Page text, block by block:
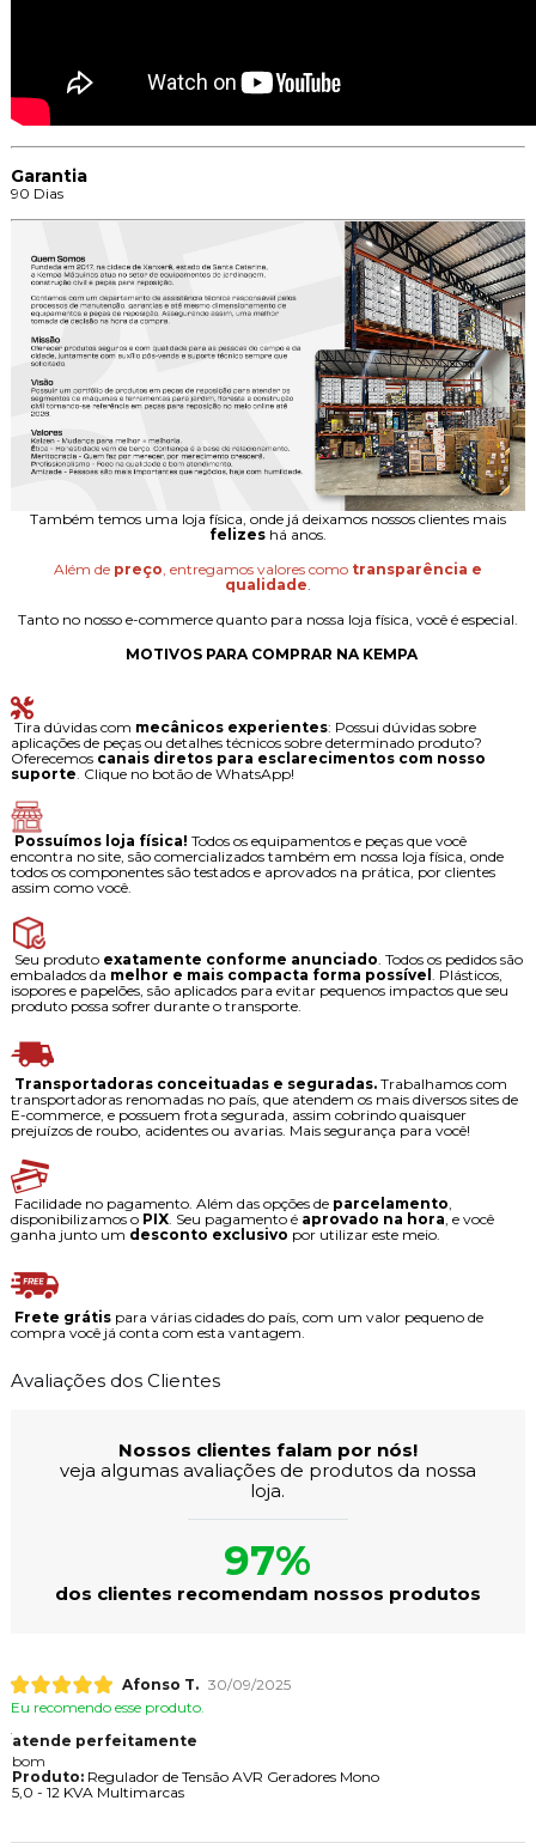
Garantia
90 Dias
Também temos uma loja física, onde já deixamos nossos clientes mais
felizeshá anos.
Além de preço , entregamos valores como transparência e
qualidade
Tanto no nosso e-commerce quanto para nossa loja física, você é especial.
MOTIVOS PARA COMPRAR NA KEMPA
Tira dúvidas com mecânicos experientes: Possui dúvidas sobre
aplicações de peças ou detalhes técnicos sobre determinado produto?
Oferecemos canais diretos para esclarecimentos com nosso
suporte . Clique no botão de WhatsApp!
Possuímos loja física! Todos os equipamentos e peças que você
encontra no site, são comercializados também em nossa loja física, onde
todos os componentes são testados e aprovados na prática, por clientes
assim como você.
Seu produto exatamente conforme anunciado . Todos os pedidos são
embalados da melhor e mais compacta forma possível . Plásticos,
isopores e papelões, são aplicados para evitar pequenos impactos que seu
produto possa sofrer durante o transporte.
Transportadoras conceituadas e seguradas.Trabalhamos com
transportadoras renomadas no país, que atendem os mais diversos sites de
E-commerce, e possuem frota segurada, assim cobrindo quaisquer
prejuízos de roubo, acidentes ou avarias. Mais segurança para você!
Facilidade no pagamento. Além das opções de parcelamento
disponibilizamos o PIX. Seu pagamento é aprovado na hora , e você
ganha junto um desconto exclusivo por utilizar este meio.
Frete grátispara várias cidades do país, com um valor pequeno de
compra você já conta com esta vantagem.
Avaliações dos Clientes
Nossos clientes falam por nós!
veja algumas avaliações de produtos da nossa
loja.
97%
dos clientes recomendam nossos produtos
Afonso T. 30/09/2025
Eu recomendo esse produto.
atende perfeitamente
bom
Produto:Regulador de Tensão AVR Geradores Mono
5,0 - 12 KVA Multimarcas